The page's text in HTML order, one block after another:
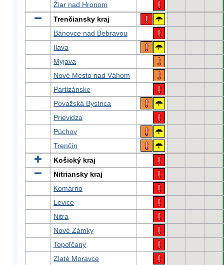
Žiar nad Hronom
Trenčiansky kraj
Bánovce nad Bebravou
Ilava
Myjava
Nové Mesto nad Váhom
Partizánske
Považská Bystrica
Prievidza
Púchov
Trenčín
Košický kraj
Nitriansky kraj
Komárno
Levice
Nitra
Nové Zámky
Topoľčany
Zlaté Moravce